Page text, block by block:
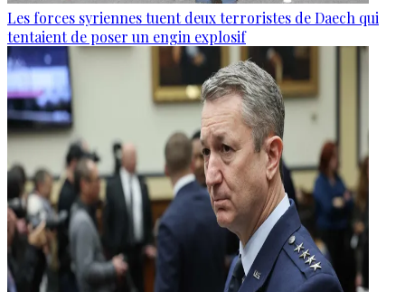
Les forces syriennes tuent deux terroristes de Daech qui
tentaient de poser un engin explosif